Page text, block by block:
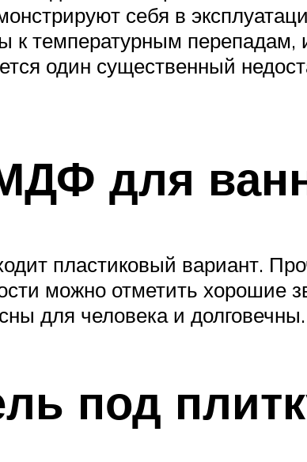
себя в
к температурным перепадам,
один существенный
для
пластиковый вариант.
можно отметить хорошие
для человека и долговечны.
под